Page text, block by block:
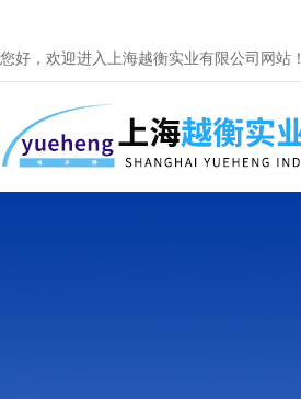
您好，欢迎进入上海越衡实业有限公司网站！